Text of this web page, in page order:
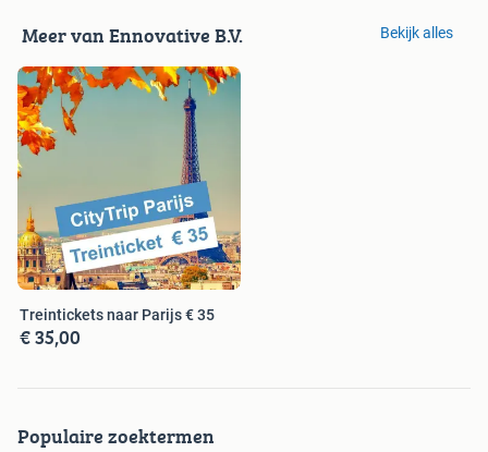
Meer van Ennovative B.V. Bekijk alles
Treintickets naar Parijs € 35
€ 35,00
Populaire zoektermen